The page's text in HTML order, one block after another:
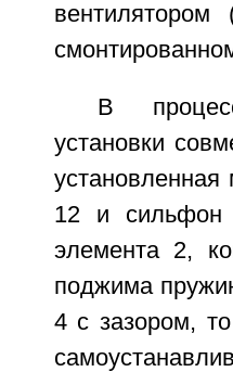
В
установки
12 и сильфон
элемента 2,
поджима
4 с зазором,